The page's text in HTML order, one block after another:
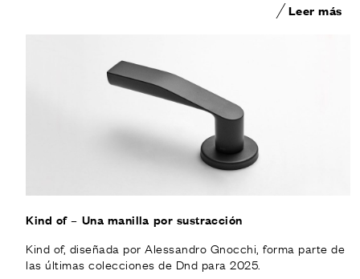
Leer más
Kind of – Una manilla por sustracción
Kind of, diseñada por Alessandro Gnocchi, forma parte de
las últimas colecciones de Dnd para 2025.